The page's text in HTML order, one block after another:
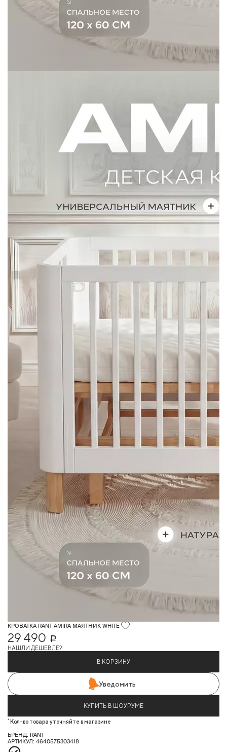
КРОВАТКА RANT AMIRA МАЯТНИК WHITE
29 490
Р
НАШЛИ ДЕШЕВЛЕ?
В КОРЗИНУ
Уведомить
КУПИТЬ В ШОУРУМЕ
* Кол-во товара уточняйте в магазине
БРЕНД: RANT
АРТИКУЛ: 4640575303418